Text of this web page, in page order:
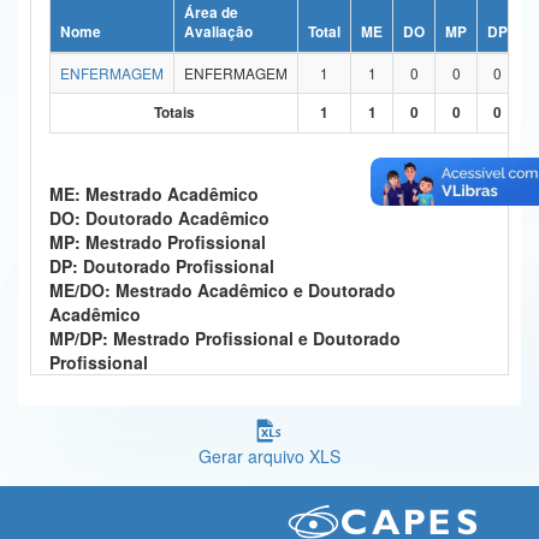
Ministério da Ciência, Tecnologia, Inovações e Comunicações
Ministério do Meio Ambiente
Controladoria-Geral da União
Ministério da Mulher, da Família e dos Direitos Humanos
Secretaria-Geral
Secretaria de Governo
Nome
Área de
Avaliação
Total ME DO MP DP
ENFERMAGEM
ENFERMAGEM 1 1 0 0
0
Totais
1 1 0 0 0
ME: Mestrado Acadêmico
DO: Doutorado Acadêmico
MP: Mestrado Profissional
DP: Doutorado Profissional
ME/DO: Mestrado Acadêmico e Doutorado
Acadêmico
MP/DP: Mestrado Profissional e Doutorado
Profissional
Gerar arquivo XLS